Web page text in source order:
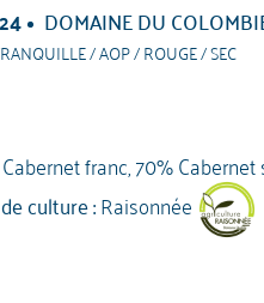
DOMAINE DU
/ AOP / ROUGE / SEC
franc, 70%
culture :Raisonnée